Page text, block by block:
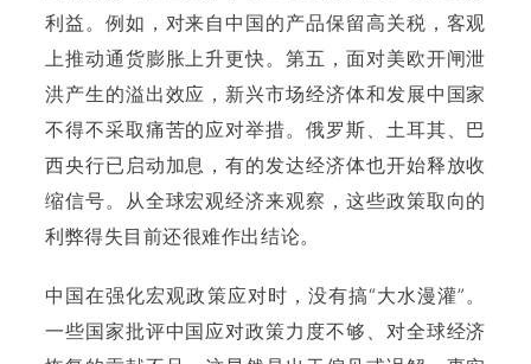
利益。例如，对来自中国的产品保留高关税，客观
上推动通货膨胀上升更快。第五，面对美欧开闸泄
洪产生的溢出效应，新兴市场经济体和发展中国家
不得不采取痛苦的应对举措。俄罗斯、土耳其、巴
西央行已启动加息，有的发达经济体也开始释放收
缩信号。从全球宏观经济来观察，这些政策取向的
利弊得失目前还很难作出结论。
中国在强化宏观政策应对时，没有搞“大水漫灌”。
一些国家批评中国应对政策力度不够、对全球经济